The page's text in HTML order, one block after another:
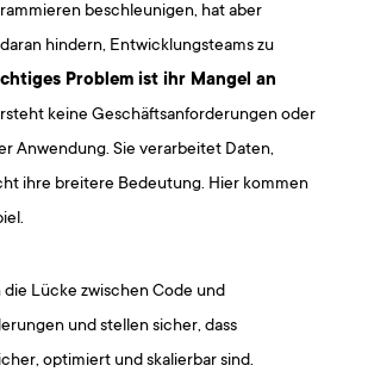
beschleunigen, hat aber
hindern, Entwicklungsteams zu
Problem ist ihr Mangel an
keine Geschäftsanforderungen oder
Anwendung. Sie verarbeitet Daten,
ihre breitere Bedeutung. Hier kommen
Lücke zwischen Code und
und stellen sicher, dass
optimiert und skalierbar sind.